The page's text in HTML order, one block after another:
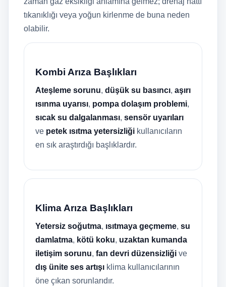
tıkanıklığı veya yoğun kirlenme de buna neden
olabilir.
Kombi Arıza Başlıkları
Ateşleme sorunu, düşük su basıncı, aşırı
ısınma uyarısı, pompa dolaşım problemi,
sıcak su dalgalanması, sensör uyarıları
ve petek ısıtma yetersizliği kullanıcıların
en sık araştırdığı başlıklardır.
Klima Arıza Başlıkları
Yetersiz soğutma, ısıtmaya geçmeme, su
damlatma, kötü koku, uzaktan kumanda
iletişim sorunu, fan devri düzensizliği ve
dış ünite ses artışı klima kullanıcılarının
öne çıkan sorunlarıdır.